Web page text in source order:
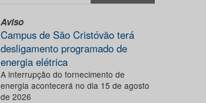
Aviso
Campus de São Cristóvão terá
desligamento programado de
energia elétrica
A interrupção do fornecimento de
energia acontecerá no dia 15 de agosto
de 2026